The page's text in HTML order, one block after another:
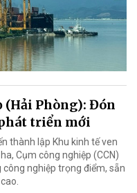
(Hải Phòng): Đón
triển mới
thành lập Khu kinh tế ven
Cụm công nghiệp (CCN)
nghiệp trọng điểm, sẵn